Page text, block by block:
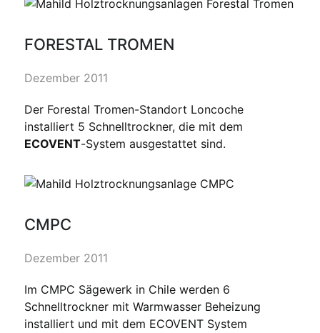
FORESTAL TROMEN
Dezember 2011
Der Forestal Tromen-Standort Loncoche
installiert 5 Schnelltrockner, die mit dem
ECOVENT-System ausgestattet sind.
CMPC
Dezember 2011
Im CMPC Sägewerk in Chile werden 6
Schnelltrockner mit Warmwasser Beheizung
installiert und mit dem ECOVENT System